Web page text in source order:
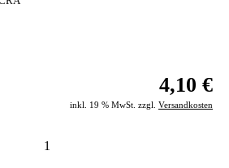
4,10 €
inkl. 19 % MwSt. zzgl. Versandkosten